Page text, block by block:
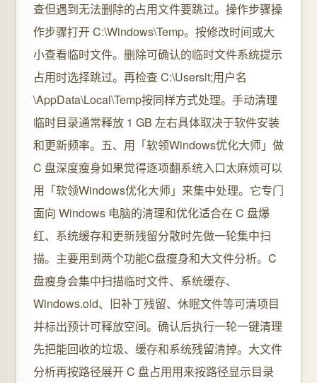
查但遇到无法删除的占用文件要跳过。操作步骤操
作步骤打开 C:\Windows\Temp。按修改时间或大
小查看临时文件。删除可确认的临时文件系统提示
占用时选择跳过。再检查 C:\Userslt;用户名
\AppData\Local\Temp按同样方式处理。手动清理
临时目录通常释放 1 GB 左右具体取决于软件安装
和更新频率。五、用「软领Windows优化大师」做
C 盘深度瘦身如果觉得逐项翻系统入口太麻烦可以
用「软领Windows优化大师」来集中处理。它专门
面向 Windows 电脑的清理和优化适合在 C 盘爆
红、系统缓存和更新残留分散时先做一轮集中扫
描。主要用到两个功能C盘瘦身和大文件分析。C
盘瘦身会集中扫描临时文件、系统缓存、
Windows.old、旧补丁残留、休眠文件等可清项目
并标出预计可释放空间。确认后执行一轮一键清理
先把能回收的垃圾、缓存和系统残留清掉。大文件
分析再按路径展开 C 盘占用用来按路径显示目录